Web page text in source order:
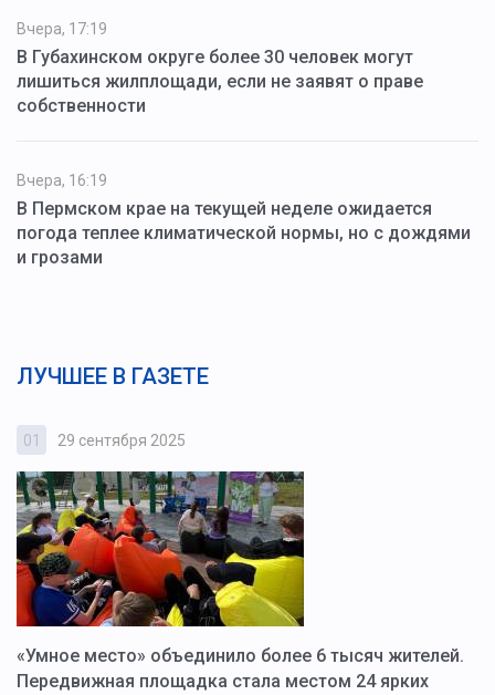
Вчера, 17:19
В Губахинском округе более 30 человек могут
лишиться жилплощади, если не заявят о праве
собственности
Вчера, 16:19
В Пермском крае на текущей неделе ожидается
погода теплее климатической нормы, но с дождями
и грозами
ЛУЧШЕЕ В ГАЗЕТЕ
01 29 сентября 2025
«Умное место» объединило более 6 тысяч жителей.
Передвижная площадка стала местом 24 ярких